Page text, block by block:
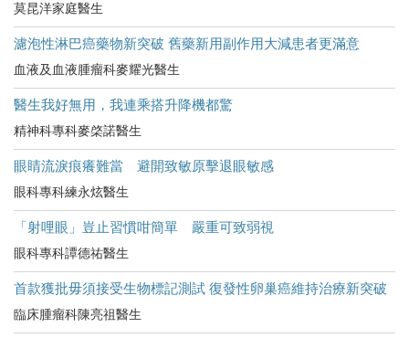
莫昆洋家庭醫生
濾泡性淋巴癌藥物新突破 舊藥新用副作用大減患者更滿意
血液及血液腫瘤科麥耀光醫生
醫生我好無用，我連乘搭升降機都驚
精神科專科麥棨諾醫生
眼睛流淚痕癢難當 避開致敏原擊退眼敏感
眼科專科練永炫醫生
「射哩眼」豈止習慣咁簡單 嚴重可致弱視
眼科專科譚德祐醫生
首款獲批毋須接受生物標記測試 復發性卵巢癌維持治療新突破
臨床腫瘤科陳亮祖醫生